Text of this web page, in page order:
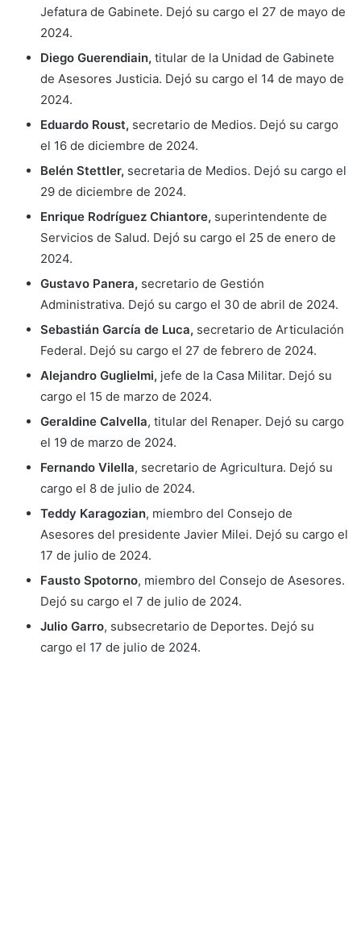
Jefatura de Gabinete. Dejó su cargo el 27 de mayo de
2024.
Diego Guerendiain, titular de la Unidad de Gabinete
de Asesores Justicia. Dejó su cargo el 14 de mayo de
2024.
Eduardo Roust, secretario de Medios. Dejó su cargo
el 16 de diciembre de 2024.
Belén Stettler, secretaria de Medios. Dejó su cargo el
29 de diciembre de 2024.
Enrique Rodríguez Chiantore, superintendente de
Servicios de Salud. Dejó su cargo el 25 de enero de
2024.
Gustavo Panera, secretario de Gestión
Administrativa. Dejó su cargo el 30 de abril de 2024.
Sebastián García de Luca, secretario de Articulación
Federal. Dejó su cargo el 27 de febrero de 2024.
Alejandro Guglielmi, jefe de la Casa Militar. Dejó su
cargo el 15 de marzo de 2024.
Geraldine Calvella, titular del Renaper. Dejó su cargo
el 19 de marzo de 2024.
Fernando Vilella, secretario de Agricultura. Dejó su
cargo el 8 de julio de 2024.
Teddy Karagozian, miembro del Consejo de
Asesores del presidente Javier Milei. Dejó su cargo el
17 de julio de 2024.
Fausto Spotorno, miembro del Consejo de Asesores.
Dejó su cargo el 7 de julio de 2024.
Julio Garro, subsecretario de Deportes. Dejó su
cargo el 17 de julio de 2024.